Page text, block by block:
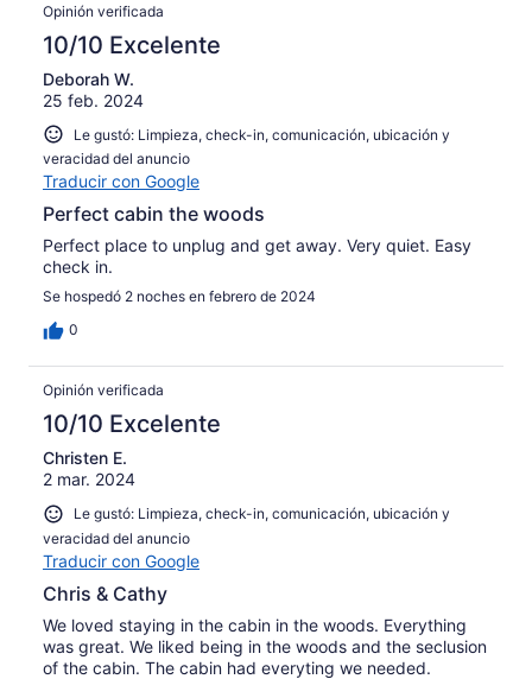
Opinión verificada
10/10 Excelente
Deborah W.
25 feb. 2024
Le gustó: Limpieza, check-in, comunicación, ubicación y
veracidad del anuncio
Traducir con Google
Perfect cabin the woods
Perfect place to unplug and get away. Very quiet. Easy
check in.
Se hospedó 2 noches en febrero de 2024
0
Opinión verificada
10/10 Excelente
Christen E.
2 mar. 2024
Le gustó: Limpieza, check-in, comunicación, ubicación y
veracidad del anuncio
Traducir con Google
Chris & Cathy
We loved staying in the cabin in the woods. Everything
was great. We liked being in the woods and the seclusion
of the cabin. The cabin had everyting we needed.